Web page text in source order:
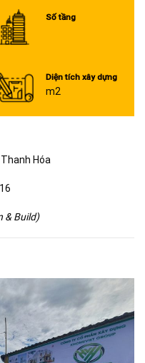
Số tầng
Diện tích xây dựng
m2
Hóa
& Build)